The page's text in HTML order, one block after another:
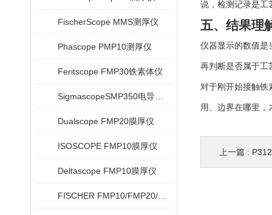
FischerScope MMS测厚仪
Phascope PMP10测厚仪
Feritscope FMP30铁素体仪
Dualscope FMP20膜厚仪
ISOSCOPE FMP10膜厚仪
Deltascope FMP10膜厚仪
说，检测记录是工
五、结果理
仪器显示的数值是
再判断是否属于工
对于刚开始接触铁
用、边界在哪里，
上一篇 :